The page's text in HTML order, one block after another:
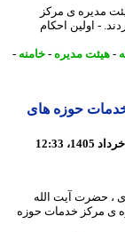
ی مرکز
احکام
مدیره-خامنه-
حوزه های
آیت الله
خدمات حوزه